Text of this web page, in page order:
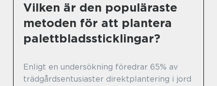
Vilken är den populäraste
metoden för att plantera
palettbladssticklingar?
Enligt en undersökning föredrar 65% av
trädgårdsentusiaster direktplantering i jord